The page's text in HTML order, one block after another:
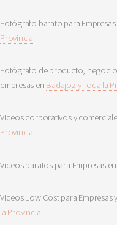
Fotógrafo barato para
Provincia
Fotógrafo de producto,
empresas en Badajoz y Toda la
Videos corporativos y
Provincia
Videos baratos para Empresas en
Videos Low Cost para Empresas
la Provincia